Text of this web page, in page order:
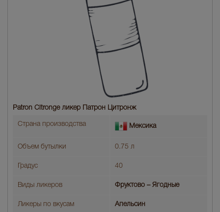
Patron Citronge ликер Патрон Цитронж
Страна производства Мексика
Объем бутылки 0.75 л
Градус 40
Виды ликеров Фруктово – Ягодные
Ликеры по вкусам Апельсин